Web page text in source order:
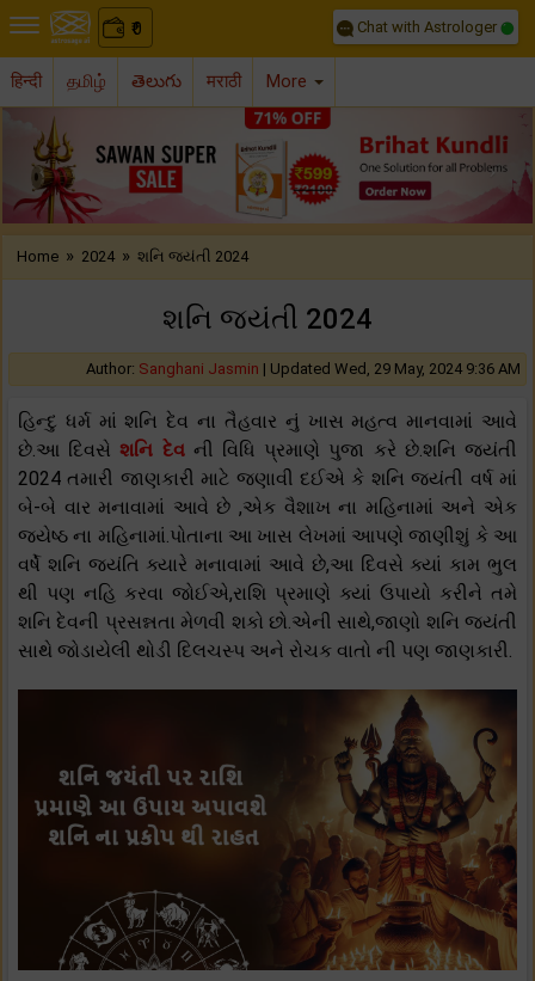
₹
0 Chat with Astrologer
हिन्दी தமிழ் తెలుగు मराठी More
Previous
Home » 2024 » શનિ જયંતી 2024
શનિ જયંતી 2024
Author: Sanghani Jasmin | Updated Wed, 29 May, 2024 9:36 AM
હિન્દુ ધર્મ માં શનિ દેવ ના તૈહવાર નું ખાસ મહત્વ માનવામાં આવે
છે.આ દિવસે શનિ દેવ ની વિધિ પ્રમાણે પુજા કરે છે.શનિ જયંતી
2024 તમારી જાણકારી માટે જણાવી દઈએ કે શનિ જયંતી વર્ષ માં
બે-બે વાર મનાવામાં આવે છે ,એક વૈશાખ ના મહિનામાં અને એક
જ્યેષ્ઠ ના મહિનામાં.પોતાના આ ખાસ લેખમાં આપણે જાણીશું કે આ
વર્ષે શનિ જયંતિ ક્યારે મનાવામાં આવે છે,આ દિવસે ક્યાં કામ ભુલ
થી પણ નહિ કરવા જોઈએ,રાશિ પ્રમાણે ક્યાં ઉપાયો કરીને તમે
શનિ દેવની પ્રસન્નતા મેળવી શકો છો.એની સાથે,જાણો શનિ જયંતી
સાથે જોડાયેલી થોડી દિલચસ્પ અને રોચક વાતો ની પણ જાણકારી.